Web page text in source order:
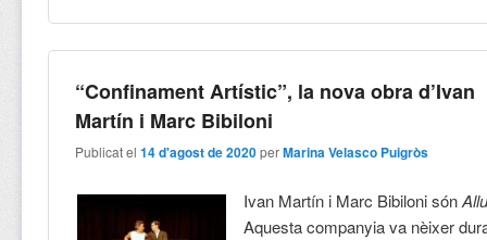
“Confinament Artístic”, la nova obra d’Ivan
Martín i Marc Bibiloni
Publicat el14 d'agost de 2020 perMarina Velasco Puigròs
Ivan Martín i Marc Bibiloni són
Aquesta companyia va nèixer